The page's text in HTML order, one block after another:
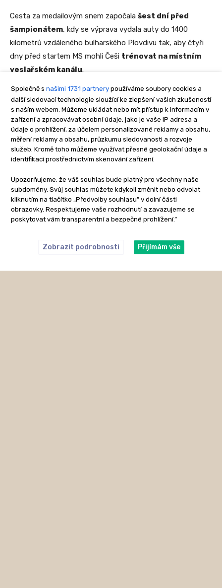
Společně s našimi 1731 partnery používáme soubory cookies a
další sledovací technologie sloužící ke zlepšení vašich zkušeností
s naším webem. Můžeme ukládat nebo mít přístup k informacím v
zařízení a zpracovávat osobní údaje, jako je vaše IP adresa a
údaje o prohlížení, za účelem personalizované reklamy a obsahu,
měření reklamy a obsahu, průzkumu sledovanosti a rozvoje
služeb. Kromě toho můžeme využívat přesné geolokační údaje a
identifikaci prostřednictvím skenování zařízení.
Upozorňujeme, že váš souhlas bude platný pro všechny naše
subdomény. Svůj souhlas můžete kdykoli změnit nebo odvolat
kliknutím na tlačítko „Předvolby souhlasu” v dolní části
obrazovky. Respektujeme vaše rozhodnutí a zavazujeme se
poskytovat vám transparentní a bezpečné prohlížení.”
Zobrazit podrobnosti Přijímám vše